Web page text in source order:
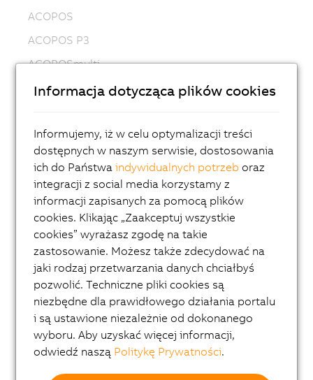
ACOPOS
ACOPOS P3
ACOPOSmulti
ACOPOSremote
Variable frequency drives (VFD)
8LS-4 synchronous motors
8MS-4 synchronous motors
ACOPOSmotor Compact
8WSA servo motors
8WSB gear motors
8LVA synchronous motors
8LVB gear motors
8LWA synchronous motors
8LS synchronous motors
8LSN synchronous motors
Informacja dotycząca plików cookies
Informujemy, iż w celu optymalizacji treści
dostępnych w naszym serwisie, dostosowania
ich do Państwaindywidualnych potrzeb oraz
integracji z social media korzystamy z
informacji zapisanych za pomocą plików
cookies. Klikając „Zaakceptuj wszystkie
cookies” wyrażasz zgodę na takie
zastosowanie. Możesz także zdecydować na
jaki rodzaj przetwarzania danych chciałbyś
pozwolić. Techniczne pliki cookies są
niezbędne dla prawidłowego działania portalu
i są ustawione niezależnie od dokonanego
wyboru. Aby uzyskać więcej informacji,
odwiedź naszą Politykę Prywatności.